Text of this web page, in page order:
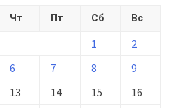
Чт Пт Сб Вс
1
2
6 7 8
9
13 14 15
16